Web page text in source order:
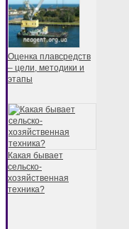
Оценка плавсредств
– цели, методики и
этапы
Какая бывает
сельско-
хозяйственная
техника?